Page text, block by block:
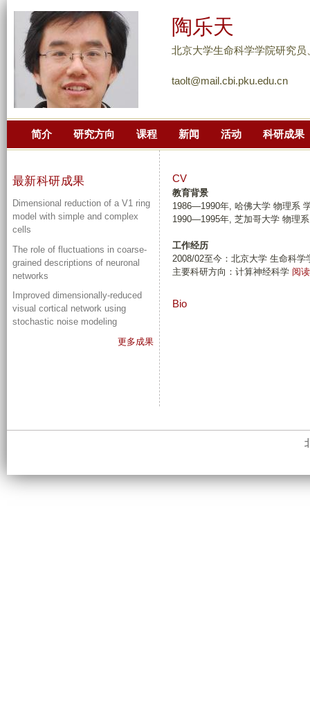
到
主
要
内
分
陶乐天
北京大学生命科学学院研究员
taolt@mail.cbi.pku.edu.cn
简介 研究方向 课程 新闻 活动 科研成果
CV
教育背景
1986—1990年 哈佛大学 物理系
1990—1995年, 芝加哥大学 物理
工作经历
2008/02至今：北京大学 生命科
主要科研方向：计算神经科学 阅
Bio
最新科研成果
Dimensional reduction of a V1 ring
model with simple and complex
cells
The role of fluctuations in coarse-
grained descriptions of neuronal
networks
Improved dimensionally-reduced
visual cortical network using
stochastic noise modeling
更多成果